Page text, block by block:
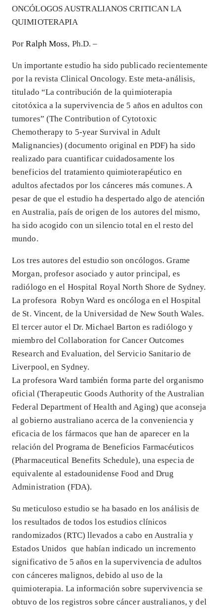
ONCÓLOGOS AUSTRALIANOS CRITICAN LA
QUIMIOTERAPIA
PorRalph Moss, Ph.D. –
Un importante estudio ha sido publicado recientemente
por la revista Clinical Oncology. Este meta-análisis,
titulado “La contribución de la quimioterapia
citotóxica a la supervivencia de 5 años en adultos con
tumores” (The Contribution of Cytotoxic
Chemotherapy to 5-year Survival in Adult
Malignancies) (documento original en PDF) ha sido
realizado para cuantificar cuidadosamente los
beneficios del tratamiento quimioterapéutico en
adultos afectados por los cánceres más comunes. A
pesar de que el estudio ha despertado algo de atención
en Australia, país de origen de los autores del mismo,
ha sido acogido con un silencio total en el resto del
mundo.
Los tres autores del estudio son oncólogos. Grame
Morgan, profesor asociado y autor principal, es
radiólogo en el Hospital Royal North Shore de Sydney.
La profesora Robyn Ward es oncóloga en el Hospital
de St. Vincent, de la Universidad de New South Wales.
El tercer autor el Dr. Michael Barton es radiólogo y
miembro del Collaboration for Cancer Outcomes
Research and Evaluation, del Servicio Sanitario de
Liverpool, en Sydney.
La profesora Ward también forma parte del organismo
oficial (Therapeutic Goods Authority of the Australian
Federal Department of Health and Aging) que aconseja
al gobierno australiano acerca de la conveniencia y
eficacia de los fármacos que han de aparecer en la
relación del Programa de Beneficios Farmacéuticos
(Pharmaceutical Benefits Schedule), una especia de
equivalente al estadounidense Food and Drug
Administration (FDA).
Su meticuloso estudio se ha basado en los análisis de
los resultados de todos los estudios clínicos
randomizados (RTC) llevados a cabo en Australia y
Estados Unidos que habían indicado un incremento
significativo de 5 años en la supervivencia de adultos
con cánceres malignos, debido al uso de la
quimioterapia. La información sobre supervivencia se
obtuvo de los registros sobre cáncer australianos, y del